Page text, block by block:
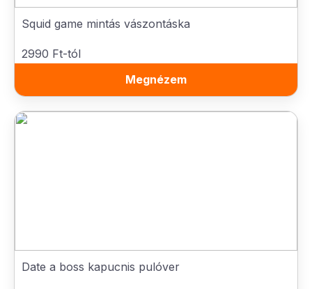
Squid game mintás vászontáska
2990 Ft-tól
Megnézem
Date a boss kapucnis pulóver